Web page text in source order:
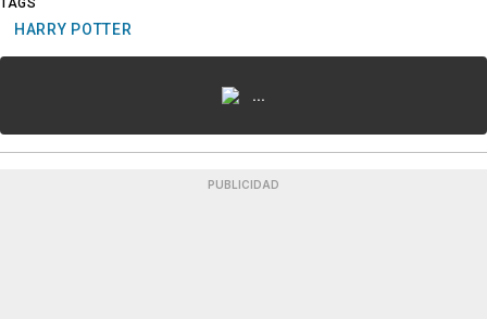
TAGS
HARRY POTTER
...
PUBLICIDAD